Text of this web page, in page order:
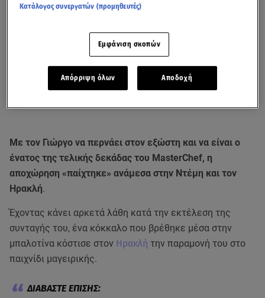
Με τον Γιώργο να περνάει στον εξώστη και να είναι ο
ένατος της τελικής δεκάδας του MasterChef, η
αποχώρηση «παίχτηκε» ανάμεσα στην Ντέμη και τον
Ηρακλή.
Έχοντας κάνει αρκετά λάθη κατά την εκτέλεση της
συνταγής του, ένα κόκκαλο που βρέθηκε μέσα στην
μπαλοτίνα κόστισε στον Ηρακλή την παραμονή του στο
παιχνίδι μαγειρικής.
Κατάλογος συνεργατών (προμηθευτές)
Εμφάνιση σκοπών
Απόρριψη όλων Αποδοχή